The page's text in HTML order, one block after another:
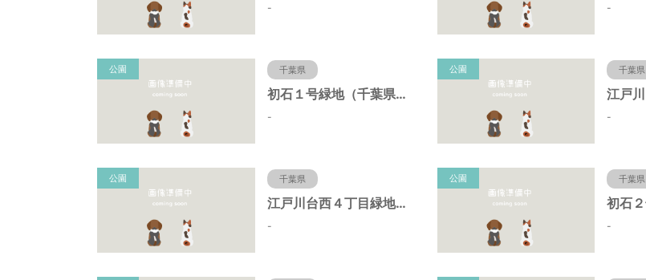
- -
公園 千葉県
初石１号緑地（千葉県流山市）
-
公園 千葉県
-
公園 千葉県
江戸川台西４丁目緑地（千葉県流山市）
-
公園 千葉県
-